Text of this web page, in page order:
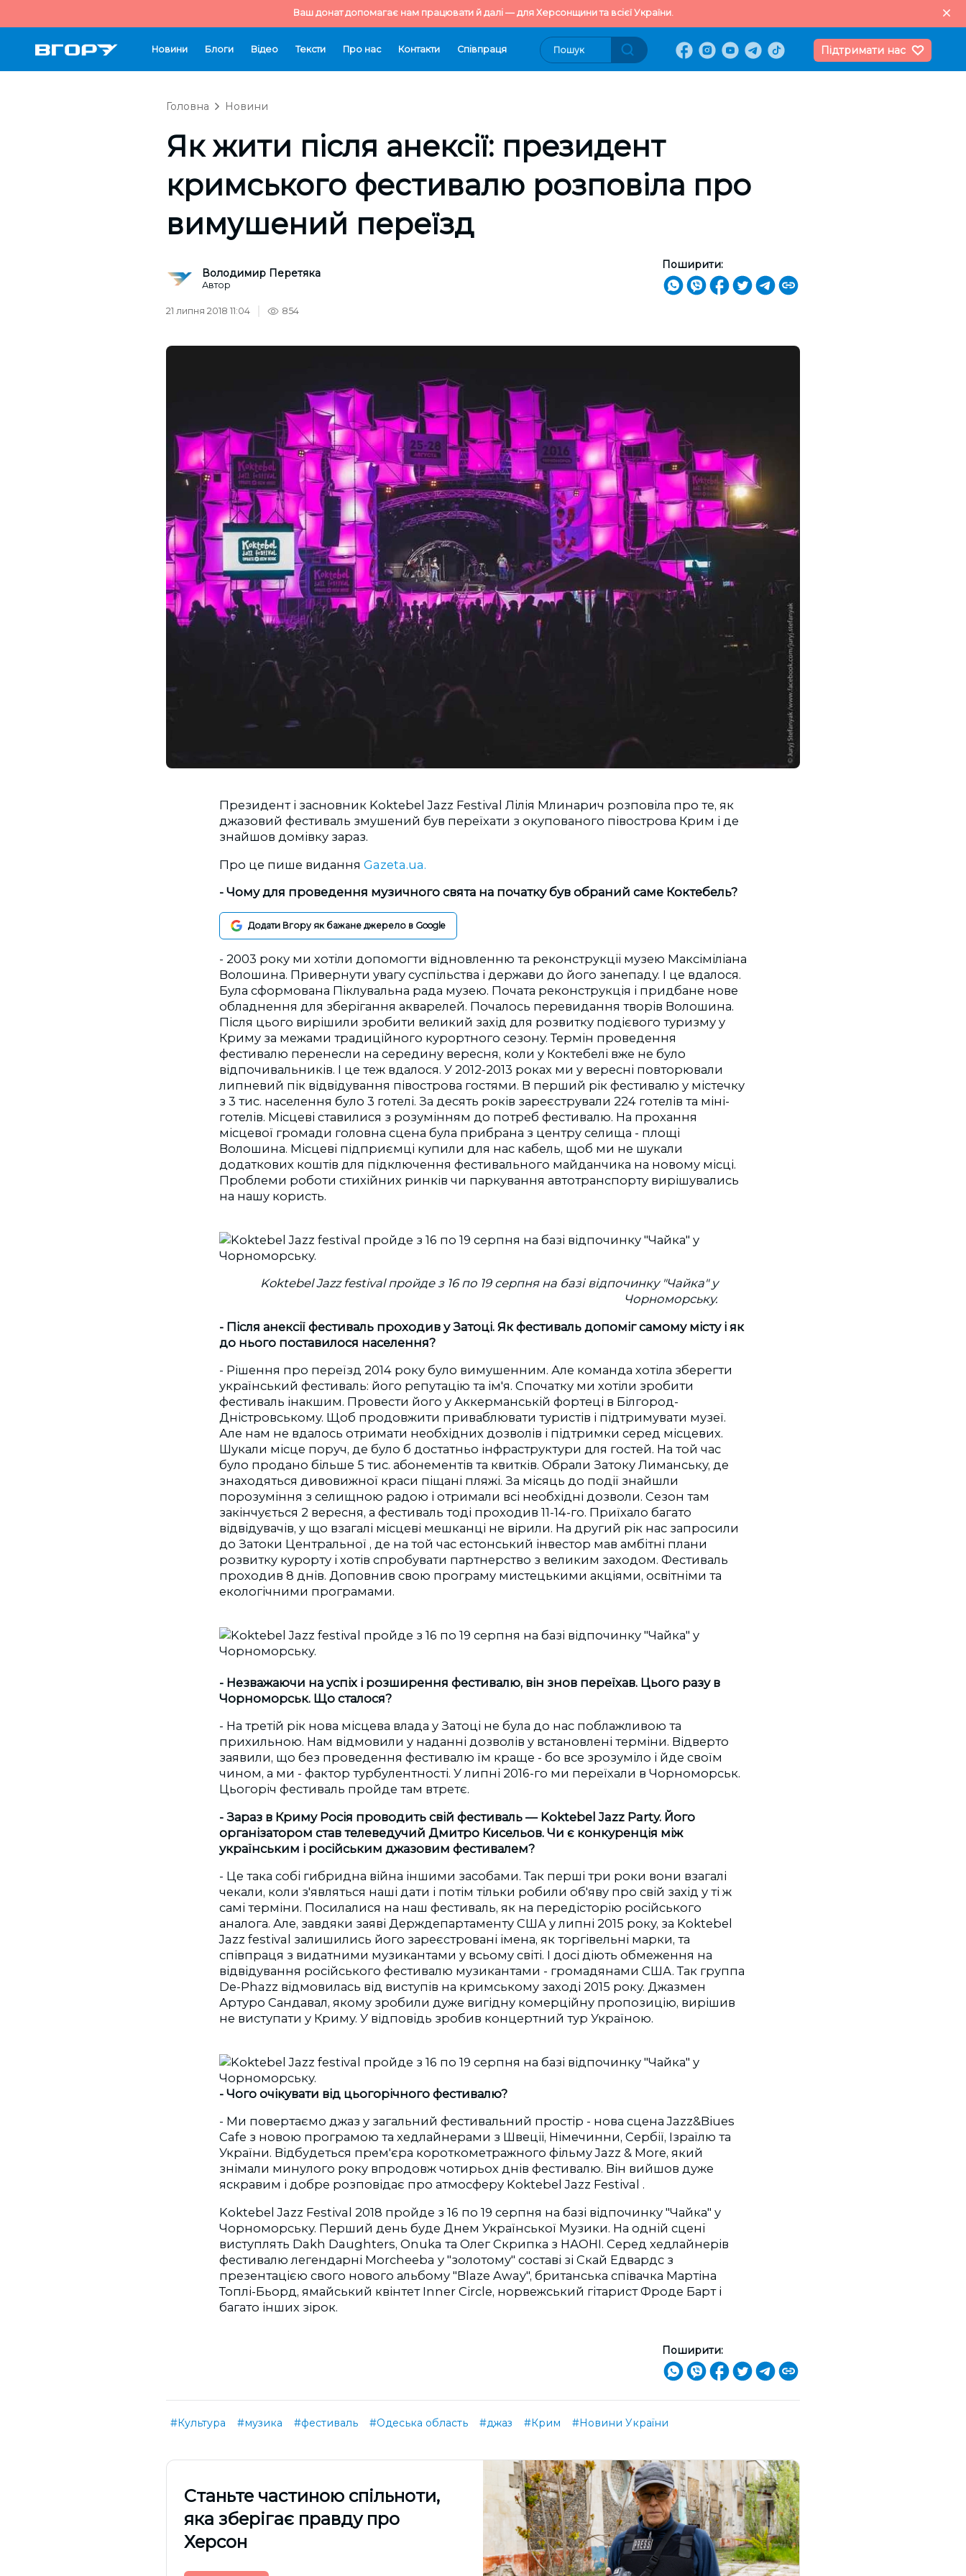
Ваш донат допомагає нам працювати й далі — для Херсонщини та всієї України.
Новини Блоги Відео Тексти Про нас Контакти Cпівпраця Підтримати нас
Головна Новини
Як жити після анексії: президент
кримського фестивалю розповіла про
вимушений переїзд
Володимир Перетяка
Автор
Поширити:
21 липня 2018 11:04 854
Президент і засновник Koktebel Jazz Festival Лілія Млинарич розповіла про те, як
джазовий фестиваль змушений був переїхати з окупованого півострова Крим і де
знайшов домівку зараз.
Про це пише видання Gazeta.ua.
- Чому для проведення музичного свята на початку був обраний саме Коктебель?
Додати Вгору як бажане джерело в Google
- 2003 року ми хотіли допомогти відновленню та реконструкціі музею Максіміліана
Волошина. Привернути увагу суспільства і держави до його занепаду. І це вдалося.
Була сформована Піклувальна рада музею. Почата реконструкція і придбане нове
обладнення для зберігання акварелей. Почалось перевидання творів Волошина.
Після цього вирішили зробити великий захід для розвитку подієвого туризму у
Криму за межами традиційного курортного сезону. Термін проведення
фестивалю перенесли на середину вересня, коли у Коктебелі вже не було
відпочивальників. І це теж вдалося. У 2012-2013 роках ми у вересні повторювали
липневий пік відвідування півострова гостями. В перший рік фестивалю у містечку
з 3 тис. населення було 3 готелі. За десять років зареєстрували 224 готелів та міні-
готелів. Місцеві ставилися з розумінням до потреб фестивалю. На прохання
місцевої громади головна сцена була прибрана з центру селища - площі
Волошина. Місцеві підприємці купили для нас кабель, щоб ми не шукали
додаткових коштів для підключення фестивального майданчика на новому місці.
Проблеми роботи стихійних ринків чи паркування автотранспорту вирішувались
на нашу користь.
Koktebel Jazz festival пройде з 16 по 19 серпня на базі відпочинку "Чайка" у
Чорноморську.
- Після анексії фестиваль проходив у Затоці. Як фестиваль допоміг самому місту і як
до нього поставилося населення?
- Рішення про переїзд 2014 року було вимушенним. Але команда хотіла зберегти
український фестиваль: його репутацію та ім'я. Спочатку ми хотіли зробити
фестиваль інакшим. Провести його у Аккерманській фортеці в Білгород-
Дністровському. Щоб продовжити приваблювати туристів і підтримувати музеї.
Але нам не вдалось отримати необхідних дозволів і підтримки серед місцевих.
Шукали місце поруч, де було б достатньо інфраструктури для гостей. На той час
було продано більше 5 тис. абонементів та квитків. Обрали Затоку Лиманську, де
знаходяться дивовижної краси піщані пляжі. За місяць до події знайшли
порозуміння з селищною радою і отримали всі необхідні дозволи. Сезон там
закінчується 2 вересня, а фестиваль тоді проходив 11-14-го. Приїхало багато
відвідувачів, у що взагалі місцеві мешканці не вірили. На другий рік нас запросили
до Затоки Центральної , де на той час естонський інвестор мав амбітні плани
розвитку курорту і хотів спробувати партнерство з великим заходом. Фестиваль
проходив 8 днів. Доповнив свою програму мистецькими акціями, освітніми та
екологічними програмами.
- Незважаючи на успіх і розширення фестивалю, він знов переїхав. Цього разу в
Чорноморськ. Що сталося?
- На третій рік нова місцева влада у Затоці не була до нас поблажливою та
прихильною. Нам відмовили у наданні дозволів у встановлені терміни. Відверто
заявили, що без проведення фестивалю їм краще - бо все зрозуміло і йде своїм
чином, а ми - фактор турбулентності. У липні 2016-го ми переїхали в Чорноморськ.
Цьогоріч фестиваль пройде там втретє.
- Зараз в Криму Росія проводить свій фестиваль — Koktebel Jazz Party. Його
організатором став телеведучий Дмитро Кисельов. Чи є конкуренція між
українським і російським джазовим фестивалем?
- Це така собі гибридна війна іншими засобами. Так перші три роки вони взагалі
чекали, коли з'являться наші дати і потім тільки робили об'яву про свій захід у ті ж
самі терміни. Посилалися на наш фестиваль, як на передісторію російського
аналога. Але, завдяки заяві Держдепартаменту США у липні 2015 року, за Koktebel
Jazz festival залишились його зареєстровані імена, як торгівельні марки, та
співпраця з видатними музикантами у всьому світі. І досі діють обмеження на
відвідування російського фестивалю музикантами - громадянами США. Так группа
De-Phazz відмовилась від виступів на кримському заході 2015 року. Джазмен
Артуро Сандавал, якому зробили дуже вигідну комерційну пропозицію, вирішив
не виступати у Криму. У відповідь зробив концертний тур Україною.
- Чого очікувати від цьогорічного фестивалю?
- Ми повертаємо джаз у загальний фестивальний простір - нова сцена Jazz&Biues
Cafe з новою програмою та хедлайнерами з Швеціі, Німечинни, Сербії, Ізраїлю та
України. Відбудеться прем'єра короткометражного фільму Jazz & More, який
знімали минулого року впродовж чотирьох днів фестивалю. Він вийшов дуже
яскравим і добре розповідає про атмосферу Koktebel Jazz Festival .
Koktebel Jazz Festival 2018 пройде з 16 по 19 серпня на базі відпочинку "Чайка" у
Чорноморську. Перший день буде Днем Української Музики. На одній сцені
виступлять Dakh Daughters, Onuka та Олег Скрипка з НАОНІ. Серед хедлайнерів
фестивалю легендарні Morcheeba у "золотому" составі зі Скай Едвардс з
презентацією свого нового альбому "Blaze Away", британська співачка Мартіна
Топлі-Бьорд, ямайський квінтет Inner Circle, норвежський гітарист Фроде Барт і
багато інших зірок.
Поширити:
#Культура #музика #фестиваль #Одеська область #джаз #Крим #Новини України
Cтаньте частиною спільноти,
яка зберігає правду про
Херсон